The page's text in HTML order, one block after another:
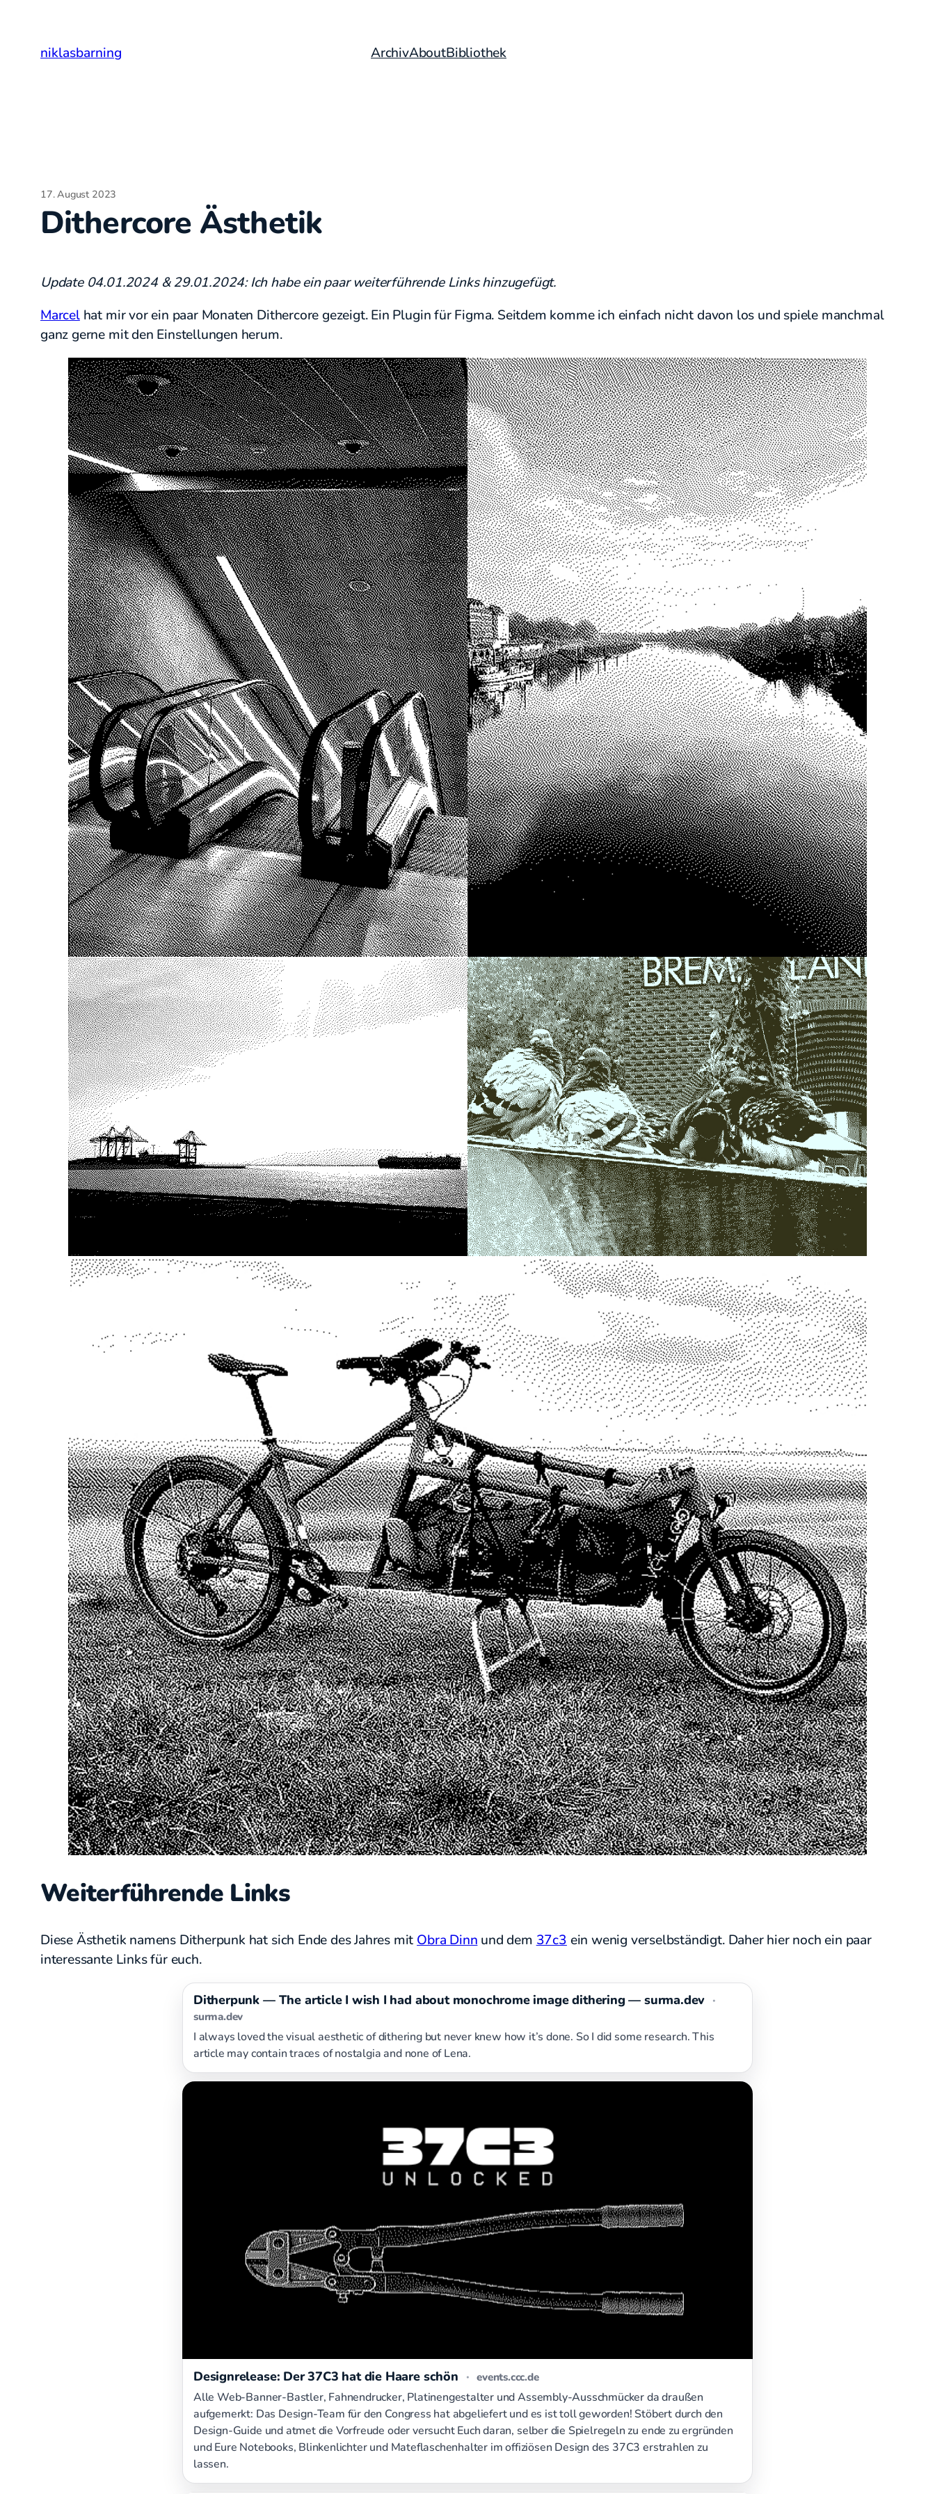
springenniklasbarning ArchivAboutBibliothek
17. August 2023
Dithercore Ästhetik
Update 04.01.2024 & 29.01.2024: Ich habe ein paar weiterführende Links hinzugefügt.
Marcelhat mir vor ein paar Monaten Dithercore gezeigt. Ein Plugin für Figma. Seitdem komme ich einfach nicht davon los und spiele manchmal
ganz gerne mit den Einstellungen herum.
Weiterführende Links
Diese Ästhetik namens Ditherpunk hat sich Ende des Jahres mit Obra Dinn und dem 37c3 ein wenig verselbständigt. Daher hier noch ein paar
interessante Links für euch.
Ditherpunk — The article I wish I had about monochrome image dithering — surma.dev ·
surma.dev
I always loved the visual aesthetic of dithering but never knew how it’s done. So I did some research. This
article may contain traces of nostalgia and none of Lena.
Designrelease: Der 37C3 hat die Haare schön · events.ccc.de
Alle Web-Banner-Bastler, Fahnendrucker, Platinengestalter und Assembly-Ausschmücker da draußen
aufgemerkt: Das Design-Team für den Congress hat abgeliefert und es ist toll geworden! Stöbert durch den
Design-Guide und atmet die Vorfreude oder versucht Euch daran, selber die Spielregeln zu ende zu ergründen
und Eure Notebooks, Blinkenlichter und Mateflaschenhalter im offiziösen Design des 37C3 erstrahlen zu
lassen.